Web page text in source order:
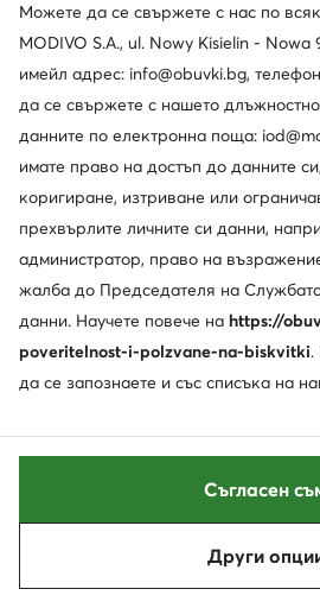
Смени държавата:
© obuvki.bg
Политика за
Можете да се свържете с нас по
MODIVO S.A., ul. Nowy Kisielin -
имейл адрес: info@obuvki.bg,
да се свържете с нашето
данните по електронна поща:
имате право на достъп до данните
коригиране, изтриване или
прехвърлите личните си данни,
администратор, право на
жалба до Председателя на
данни. Научете повече на https://
poveritelnost-i-polzvane-na-biskvitki.
да се запознаете и със списъка на
Други
Съгласен